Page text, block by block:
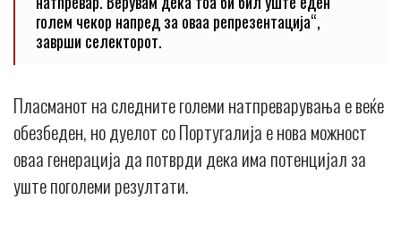
голем чекор напред за оваа репрезентација“,
заврши селекторот.
Пласманот на следните големи натпреварувања е веќе
обезбеден, но дуелот со Португалија е нова можност
оваа генерација да потврди дека има потенцијал за
уште поголеми резултати.